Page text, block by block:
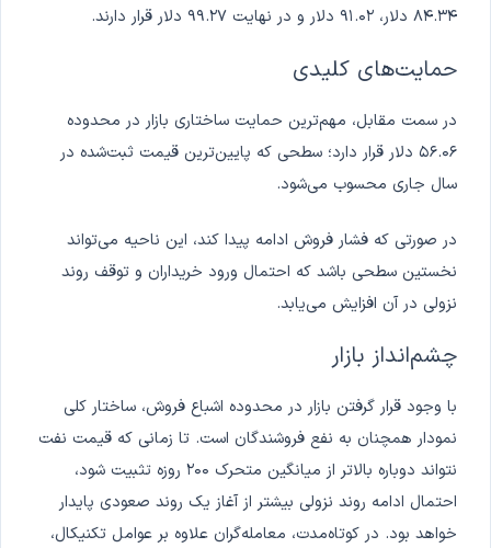
۸۴.۳۴ دلار، ۹۱.۰۲ دلار و در نهایت ۹۹.۲۷ دلار قرار دارند.
حمایت‌های کلیدی
در سمت مقابل، مهم‌ترین حمایت ساختاری بازار در محدوده
۵۶.۰۶ دلار قرار دارد؛ سطحی که پایین‌ترین قیمت ثبت‌شده در
سال جاری محسوب می‌شود.
در صورتی که فشار فروش ادامه پیدا کند، این ناحیه می‌تواند
نخستین سطحی باشد که احتمال ورود خریداران و توقف روند
نزولی در آن افزایش می‌یابد.
چشم‌انداز بازار
با وجود قرار گرفتن بازار در محدوده اشباع فروش، ساختار کلی
نمودار همچنان به نفع فروشندگان است. تا زمانی که قیمت نفت
نتواند دوباره بالاتر از میانگین متحرک ۲۰۰ روزه تثبیت شود،
احتمال ادامه روند نزولی بیشتر از آغاز یک روند صعودی پایدار
خواهد بود. در کوتاه‌مدت، معامله‌گران علاوه بر عوامل تکنیکال،